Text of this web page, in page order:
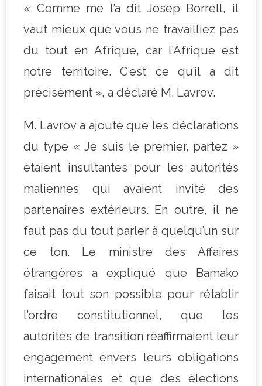
« Comme me l’a dit Josep Borrell, il
vaut mieux que vous ne travailliez pas
du tout en Afrique, car l’Afrique est
notre territoire. C’est ce qu’il a dit
précisément », a déclaré M. Lavrov.
M. Lavrov a ajouté que les déclarations
du type « Je suis le premier, partez »
étaient insultantes pour les autorités
maliennes qui avaient invité des
partenaires extérieurs. En outre, il ne
faut pas du tout parler à quelqu’un sur
ce ton. Le ministre des Affaires
étrangères a expliqué que Bamako
faisait tout son possible pour rétablir
l’ordre constitutionnel, que les
autorités de transition réaffirmaient leur
engagement envers leurs obligations
internationales et que des élections